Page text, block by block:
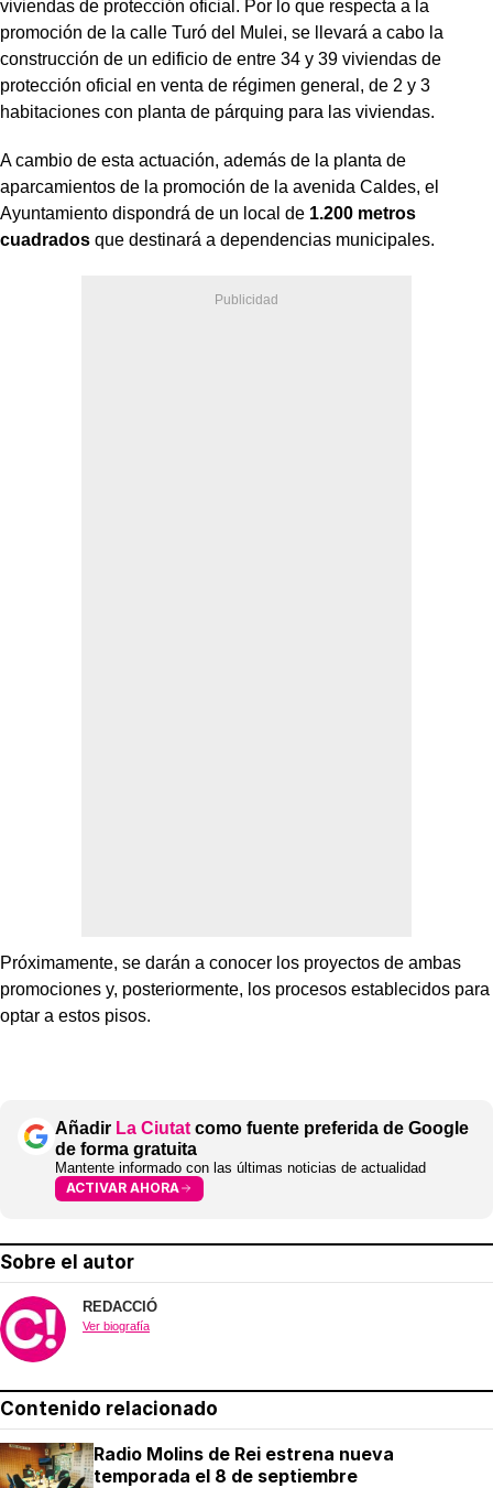
viviendas de protección oficial. Por lo que respecta a la
promoción de la calle Turó del Mulei, se llevará a cabo la
construcción de un edificio de entre 34 y 39 viviendas de
protección oficial en venta de régimen general, de 2 y 3
habitaciones con planta de párquing para las viviendas.
A cambio de esta actuación, además de la planta de
aparcamientos de la promoción de la avenida Caldes, el
Ayuntamiento dispondrá de un local de 1.200 metros
cuadrados que destinará a dependencias municipales.
Próximamente, se darán a conocer los proyectos de ambas
promociones y, posteriormente, los procesos establecidos para
optar a estos pisos.
Añadir La Ciutat como fuente preferida de Google
de forma gratuita
Mantente informado con las últimas noticias de actualidad
ACTIVAR AHORA
Sobre el autor
REDACCIÓ
Ver biografía
Contenido relacionado
Radio Molins de Rei estrena nueva
temporada el 8 de septiembre